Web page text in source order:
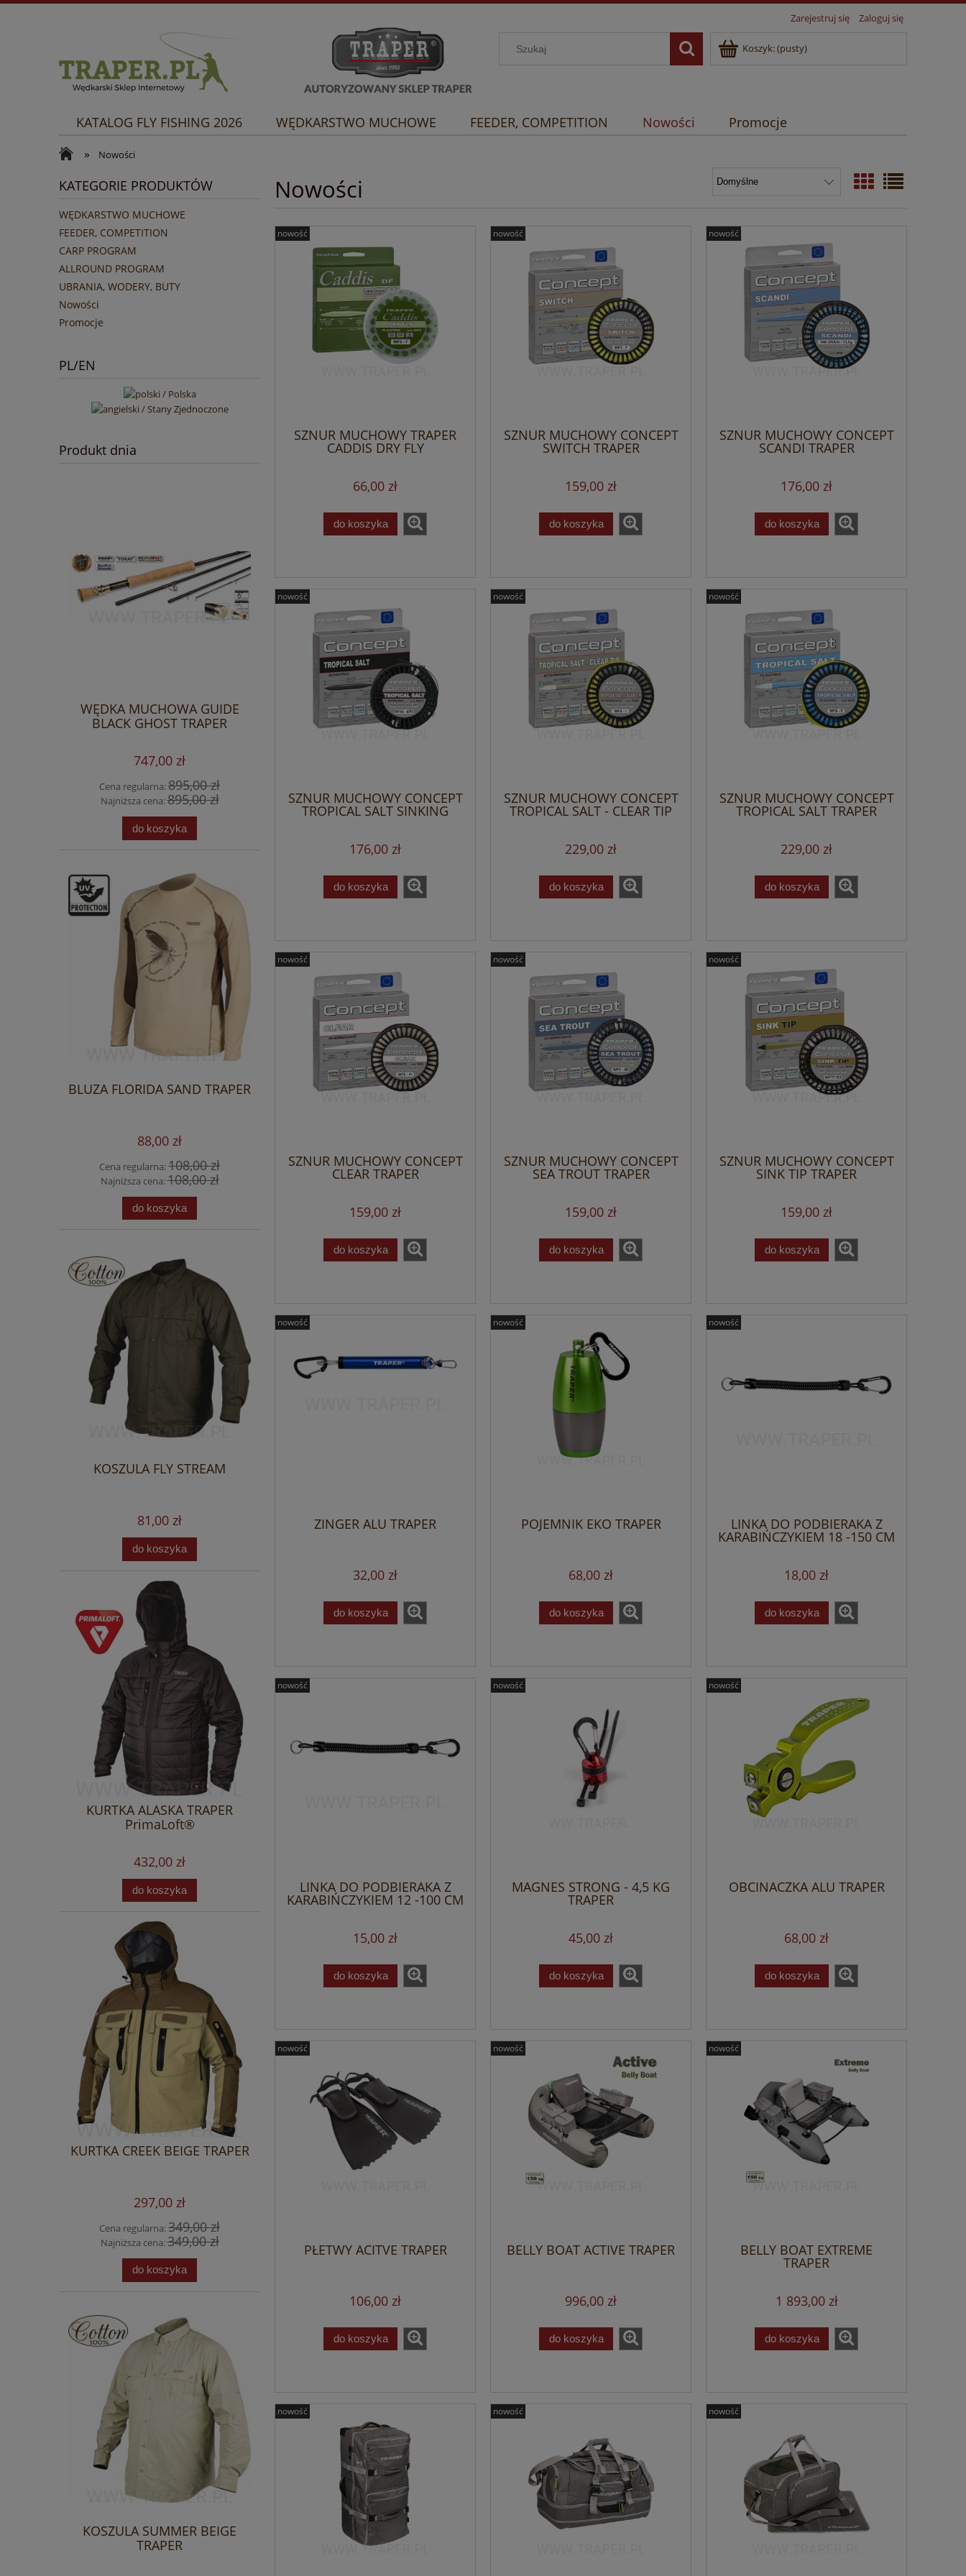
Zarejestruj się Zaloguj się
Koszyk:(pusty)
KATALOG FLY FISHING 2026 WĘDKARSTWO MUCHOWE FEEDER, COMPETITION Nowości Promocje
» Nowości
KATEGORIE PRODUKTÓW
WĘDKARSTWO MUCHOWE
FEEDER, COMPETITION
CARP PROGRAM
ALLROUND PROGRAM
UBRANIA, WODERY, BUTY
Nowości
Promocje
PL/EN
Produkt dnia
WĘDKA MUCHOWA GUIDE
BLACK GHOST TRAPER
747,00 zł
Cena regularna:895,00 zł
Najniższa cena:895,00 zł
do koszyka
BLUZA FLORIDA SAND TRAPER
88,00 zł
Cena regularna:108,00 zł
Najniższa cena:108,00 zł
do koszyka
KOSZULA FLY STREAM
81,00 zł
do koszyka
KURTKA ALASKA TRAPER
PrimaLoft®
432,00 zł
do koszyka
KURTKA CREEK BEIGE TRAPER
297,00 zł
Cena regularna:349,00 zł
Najniższa cena:349,00 zł
do koszyka
KOSZULA SUMMER BEIGE
TRAPER
Nowości
SZNUR MUCHOWY TRAPER
CADDIS DRY FLY
66,00 zł
do koszyka
nowość
SZNUR MUCHOWY CONCEPT
SWITCH TRAPER
159,00 zł
do koszyka
nowość
SZNUR MUCHOWY CONCEPT
SCANDI TRAPER
176,00 zł
do koszyka
nowość
SZNUR MUCHOWY CONCEPT
TROPICAL SALT SINKING
176,00 zł
do koszyka
nowość
SZNUR MUCHOWY CONCEPT
TROPICAL SALT - CLEAR TIP
229,00 zł
do koszyka
nowość
SZNUR MUCHOWY CONCEPT
TROPICAL SALT TRAPER
229,00 zł
do koszyka
nowość
SZNUR MUCHOWY CONCEPT
CLEAR TRAPER
159,00 zł
do koszyka
nowość
SZNUR MUCHOWY CONCEPT
SEA TROUT TRAPER
159,00 zł
do koszyka
nowość
SZNUR MUCHOWY CONCEPT
SINK TIP TRAPER
159,00 zł
do koszyka
nowość
ZINGER ALU TRAPER
32,00 zł
do koszyka
nowość
POJEMNIK EKO TRAPER
68,00 zł
do koszyka
nowość
LINKA DO PODBIERAKA Z
KARABIŃCZYKIEM 18 -150 CM
18,00 zł
do koszyka
nowość
LINKA DO PODBIERAKA Z
KARABIŃCZYKIEM 12 -100 CM
15,00 zł
do koszyka
nowość
MAGNES STRONG - 4,5 KG
TRAPER
45,00 zł
do koszyka
nowość
OBCINACZKA ALU TRAPER
68,00 zł
do koszyka
nowość
PŁETWY ACITVE TRAPER
106,00 zł
do koszyka
nowość
BELLY BOAT ACTIVE TRAPER
996,00 zł
do koszyka
nowość
BELLY BOAT EXTREME
TRAPER
1 893,00 zł
do koszyka
nowość
nowość nowość nowość